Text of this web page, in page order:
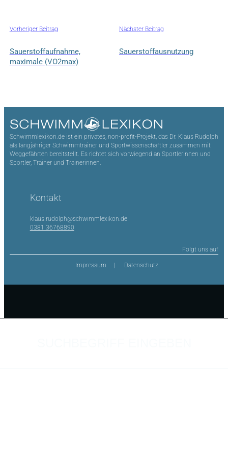
Vorheriger Beitrag
Sauerstoffaufnahme,
maximale (VO2max)
Nächster Beitrag
Sauerstoffausnutzung
Schwimmlexikon.de ist ein privates, non-profit-Projekt, das Dr. Klaus Rudolph
als langjähriger Schwimmtrainer und Sportwissenschaftler zusammen mit
Weggefährten bereitstellt. Es richtet sich vorwiegend an Sportlerinnen und
Sportler, Trainer und Trainerinnen.
Kontakt
klaus.rudolph@schwimmlexikon.de
0381 36768890
Folgt uns auf
Impressum Datenschutz